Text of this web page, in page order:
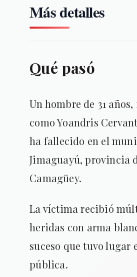
Más detalles
Qué pasó
Un hombre de 31
como Yoandris
ha fallecido en el
Jimaguayú, provincia
Camagüey.
La víctima recibió
heridas con arma
suceso que tuvo lugar
pública.